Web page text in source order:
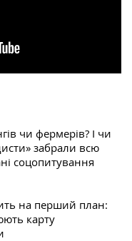
чи фермерів? І чи
забрали всю
соцопитування
на перший план:
карту